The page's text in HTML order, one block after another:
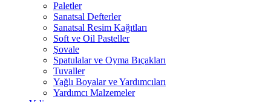
Paletler
Sanatsal Defterler
Sanatsal Resim Kağıtları
Soft ve Oil Pasteller
Şovale
Spatulalar ve Oyma Bıçakları
Tuvaller
Yağlı Boyalar ve Yardımcıları
Yardımcı Malzemeler